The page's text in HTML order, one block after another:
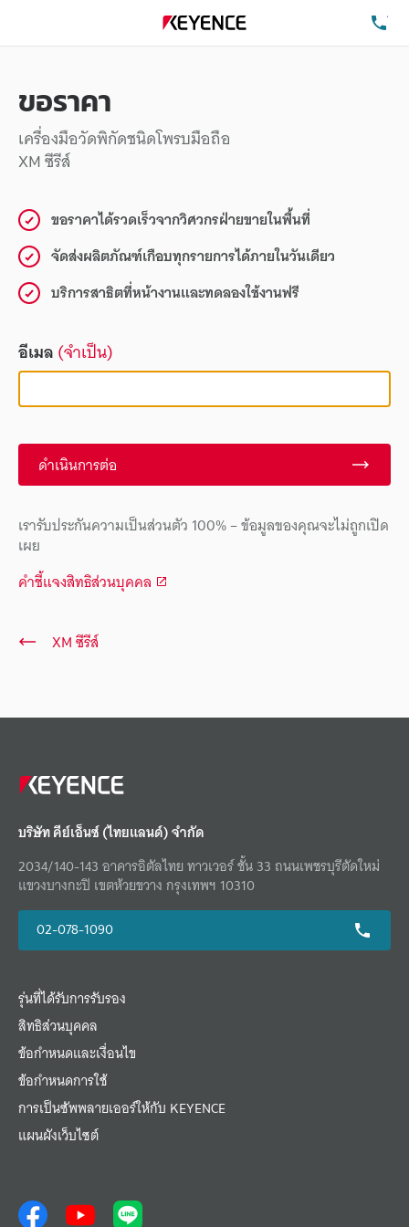
ขอราคา
เครื่องมือวัดพิกัดชนิดโพรบมือถือ
XM ซีรีส์
ขอราคาได้รวดเร็วจากวิศวกรฝ่ายขายในพื้นที่
จัดส่งผลิตภัณฑ์เกือบทุกรายการได้ภายในวันเดียว
บริการสาธิตที่หน้างานและทดลองใช้งานฟรี
อีเมล(จำเป็น)
ดำเนินการต่อ
เรารับประกันความเป็นส่วนตัว 100% – ข้อมูลของคุณจะไม่ถูกเปิด
เผย
คำชี้แจงสิทธิส่วนบุคคล
XM ซีรีส์
บริษัท คีย์เอ็นซ์ (ไทยแลนด์) จำกัด
2034/140-143 อาคารอิตัลไทย ทาวเวอร์ ชั้น 33 ถนนเพชรบุรีตัดใหม่
แขวงบางกะปิ เขตห้วยขวาง กรุงเทพฯ 10310
02-078-1090
รุ่นที่ได้รับการรับรอง
สิทธิส่วนบุคคล
ข้อกำหนดและเงื่อนไข
ข้อกำหนดการใช้
การเป็นซัพพลายเออร์ให้กับ KEYENCE
แผนผังเว็บไซต์